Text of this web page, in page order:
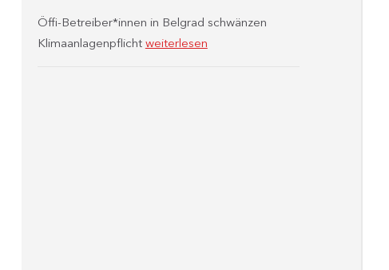
Öffi-Betreiber*innen in Belgrad schwänzen
Klimaanlagenpflicht weiterlesen